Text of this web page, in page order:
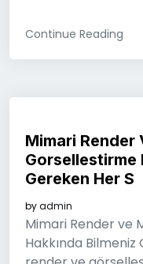
Continue Reading
Mimari Render
Gorsellestirme
Gereken Her S
byadmin
Mimari Render ve
Hakkında